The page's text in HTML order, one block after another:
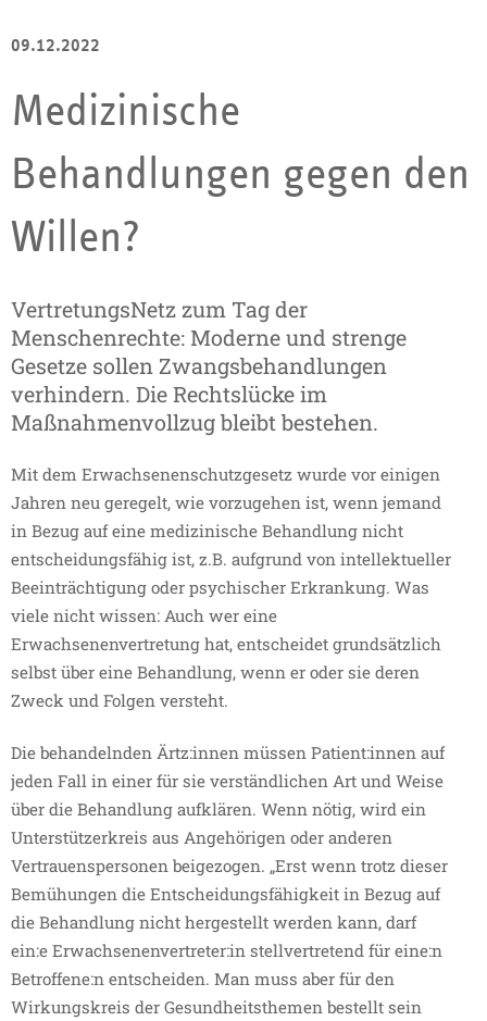
09.12.2022
Medizinische
Behandlungen gegen den
Willen?
VertretungsNetz zum Tag der
Menschenrechte: Moderne und strenge
Gesetze sollen Zwangsbehandlungen
verhindern. Die Rechtslücke im
Maßnahmenvollzug bleibt bestehen.
Mit dem Erwachsenenschutzgesetz wurde vor einigen
Jahren neu geregelt, wie vorzugehen ist, wenn jemand
in Bezug auf eine medizinische Behandlung nicht
entscheidungsfähig ist, z.B. aufgrund von intellektueller
Beeinträchtigung oder psychischer Erkrankung. Was
viele nicht wissen: Auch wer eine
Erwachsenenvertretung hat, entscheidet grundsätzlich
selbst über eine Behandlung, wenn er oder sie deren
Zweck und Folgen versteht.
Die behandelnden Ärtz:innen müssen Patient:innen auf
jeden Fall in einer für sie verständlichen Art und Weise
über die Behandlung aufklären. Wenn nötig, wird ein
Unterstützerkreis aus Angehörigen oder anderen
Vertrauenspersonen beigezogen. „Erst wenn trotz dieser
Bemühungen die Entscheidungsfähigkeit in Bezug auf
die Behandlung nicht hergestellt werden kann, darf
ein:e Erwachsenenvertreter:in stellvertretend für eine:n
Betroffene:n entscheiden. Man muss aber für den
Wirkungskreis der Gesundheitsthemen bestellt sein